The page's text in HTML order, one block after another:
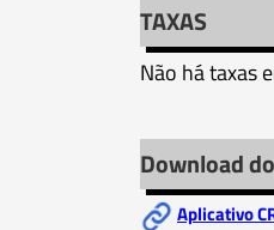
TAXAS
Não há taxas
Download
Aplicativo